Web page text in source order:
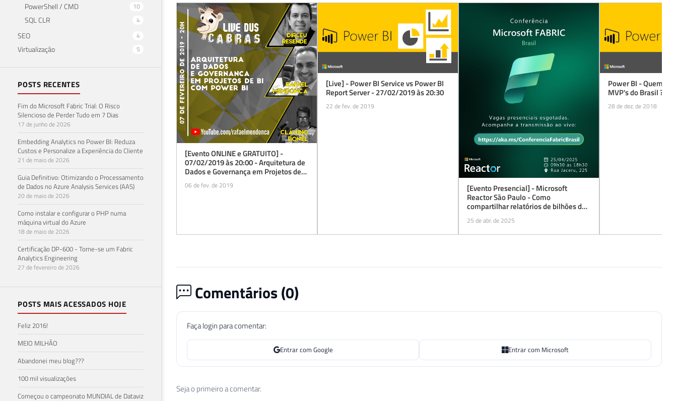
PowerShell / CMD 10
SQL CLR 4
SEO 4
Virtualização 5
POSTS RECENTES
Fim do Microsoft Fabric Trial: O Risco
Silencioso de Perder Tudo em 7 Dias
17 de junho de 2026
Embedding Analytics no Power BI: Reduza
Custos e Personalize a Experiência do Cliente
21 de maio de 2026
Guia Definitivo: Otimizando o Processamento
de Dados no Azure Analysis Services (AAS)
20 de maio de 2026
Como instalar e configurar o PHP numa
máquina virtual do Azure
18 de maio de 2026
Certificação DP-600 - Torne-se um Fabric
Analytics Engineering
27 de fevereiro de 2026
POSTS MAIS ACESSADOS HOJE
Feliz 2016!
MEIO MILHÃO
Abandonei meu blog???
100 mil visualizações
Começou o campeonato MUNDIAL de Dataviz
[Evento ONLINE e GRATUITO] -
07/02/2019 às 20:00 - Arquitetura de
Dados e Governança em Projetos de
BI com o Power BI
06 de fev. de 2019
[Live] - Power BI Service vs Power BI
Report Server - 27/02/2019 às 20:30
22 de fev. de 2019
[Evento Presencial] - Microsoft
Reactor São Paulo - Como
compartilhar relatórios de bilhões de
linhas com milhares de pessoas e
baixo custo
25 de abr. de 2025
Power BI - Quem
MVP's do Brasil ?
28 de dez. de 2018
Comentários (0)
Faça login para comentar:
Entrar com Google Entrar com Microsoft
Seja o primeiro a comentar.